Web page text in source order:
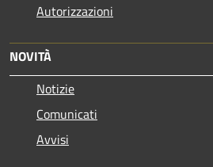
Autorizzazioni
NOVITÀ
Notizie
Comunicati
Avvisi